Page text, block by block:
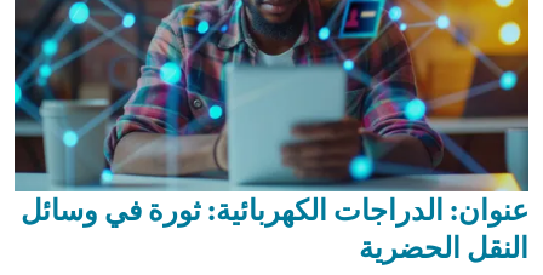
عنوان: الدراجات الكهربائية: ثورة في وسائل
النقل الحضرية